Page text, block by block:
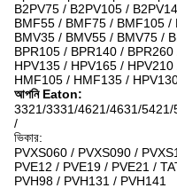
B2PV75 / B2PV105 /
BMF55 / BMF75 / BMF105
BMV35 / BMV55 / BMV75 /
BPR105 / BPR140 /
HPV135 / HPV165 /
HMF105 / HMF135 /
আপনি Eaton:
3321/3331/4621/4631/
/
ভিকার:
PVXS060 / PVXS090 /
PVE12 / PVE19 / PVE21 /
PVH98 / PVH131 / PVH141